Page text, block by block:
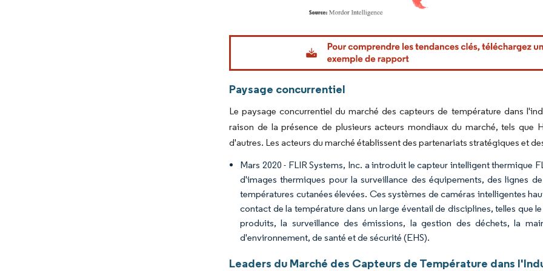
Image © Mordor Intelligence. La réutilisation nécessite une attribution sous CC BY 4.0.
Paysage concurrentiel
Le paysage concurrentiel du marché des capteurs de température dans
raison de la présence de plusieurs acteurs mondiaux du marché, tels
d'autres. Les acteurs du marché établissent des partenariats stratégiques et
Mars 2020 - FLIR Systems, Inc. a introduit le capteur intelligent thermique
d'images thermiques pour la surveillance des équipements, des lignes
températures cutanées élevées. Ces systèmes de caméras intelligentes
contact de la température dans un large éventail de disciplines, telles que
produits, la surveillance des émissions, la gestion des déchets, la
d'environnement, de santé et de sécurité (EHS).
Leaders du Marché des Capteurs de Température dans